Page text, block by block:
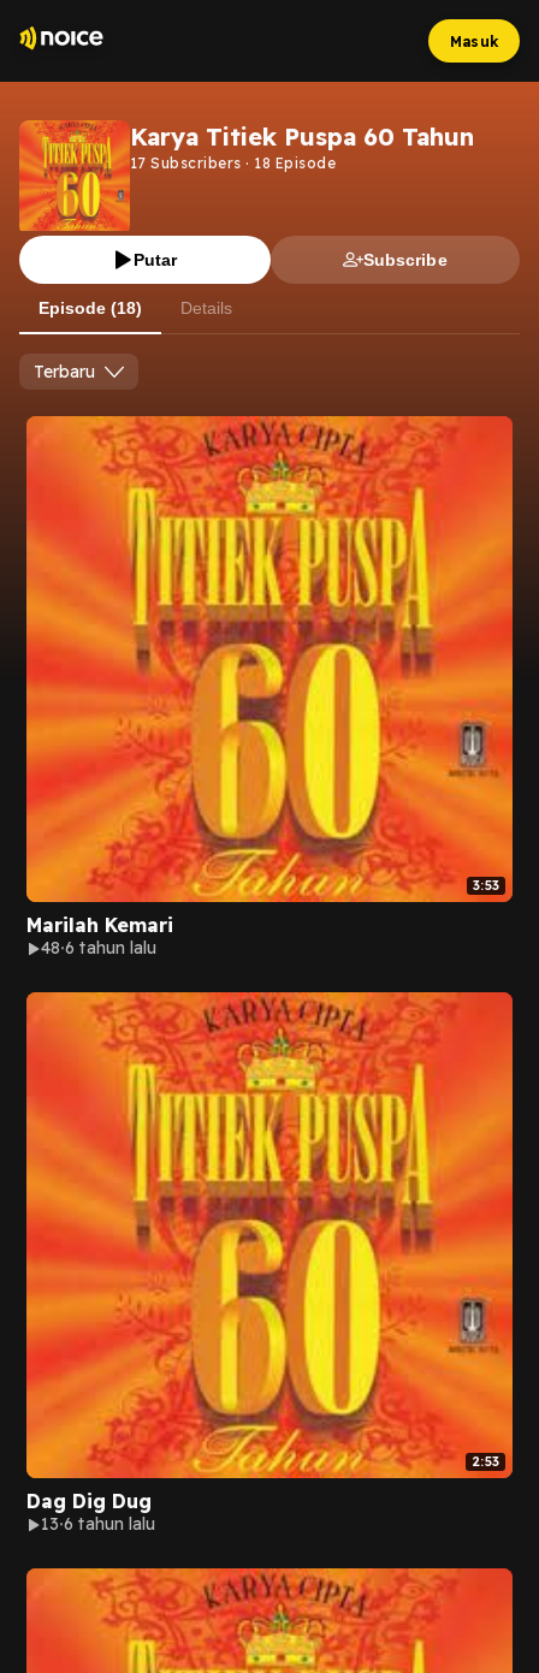
Masuk
Karya Titiek Puspa 60 Tahun
17 Subscribers · 18 Episode
Putar Subscribe
Episode (18) Details
Terbaru
3:53
Marilah Kemari
48 6 tahun lalu
2:53
Dag Dig Dug
13 6 tahun lalu